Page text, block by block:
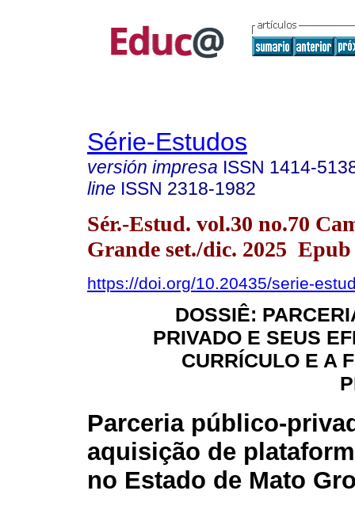
Série-Estudos
versión impresa ISSN 1414-
line ISSN 2318-1982
Sér.-Estud. vol.30 no.70
Grande set./dic. 2025 Epub
https://doi.org/10.20435/serie-
DOSSIÊ:
PRIVADO E SEUS
CURRÍCULO E A
Parceria público-
aquisição de
no Estado de Mato